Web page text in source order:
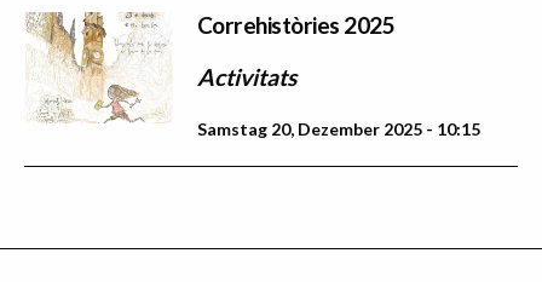
Correhistòries 2025
Activitats
Samstag 20, Dezember 2025 - 10:15